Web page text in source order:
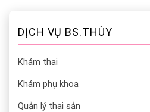
DỊCH VỤ BS.THÙY
Khám thai
Khám phụ khoa
Quản lý thai sản